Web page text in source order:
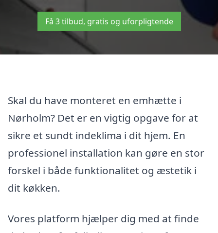
Få 3 tilbud, gratis og uforpligtende
Skal du have monteret en emhætte i
Nørholm? Det er en vigtig opgave for at
sikre et sundt indeklima i dit hjem. En
professionel installation kan gøre en stor
forskel i både funktionalitet og æstetik i
dit køkken.
Vores platform hjælper dig med at finde